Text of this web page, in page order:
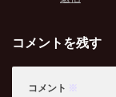
コメントを残す
コメント ※